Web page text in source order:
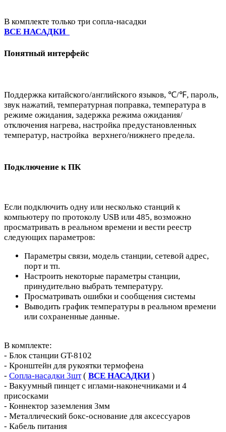
В комплекте только три сопла-насадки
ВСЕ НАСАДКИ
Понятный интерфейс
Поддержка китайского/английского языков, ℃/℉, пароль,
звук нажатий, температурная поправка, температура в
режиме ожидания, задержка режима ожидания/
отключения нагрева, настройка предустановленных
температур, настройка верхнего/нижнего предела.
Подключение к ПК
Если подключить одну или несколько станций к
компьютеру по протоколу USB или 485, возможно
просматривать в реальном времени и вести реестр
следующих параметров:
Параметры связи, модель станции, сетевой адрес,
порт и тп.
Настроить некоторые параметры станции,
принудительно выбрать температуру.
Просматривать ошибки и сообщения системы
Выводить график температуры в реальном времени
или сохраненные данные.
В комплекте:
- Блок станции GT-8102
- Кронштейн для рукоятки термофена
- Сопла-насадки 3шт( ВСЕ НАСАДКИ )
- Вакуумный пинцет с иглами-наконечниками и 4
присосками
- Коннектор заземления 3мм
- Металлический бокс-основание для аксессуаров
- Кабель питания